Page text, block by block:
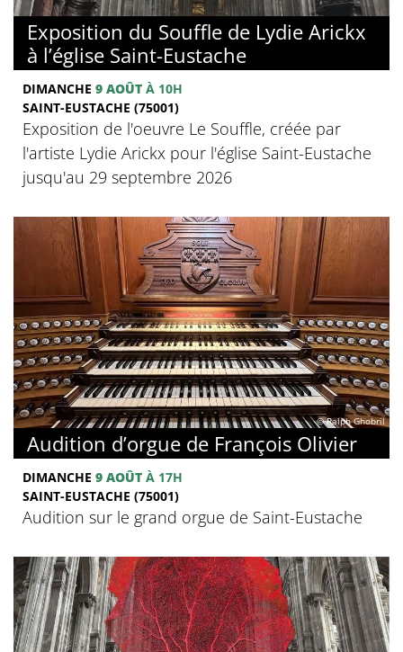
Exposition du Souffle de Lydie Arickx
à l’église Saint-Eustache
DIMANCHE 9 AOÛT À 10H
SAINT-EUSTACHE (75001)
Exposition de l'oeuvre Le Souffle, créée par
l'artiste Lydie Arickx pour l'église Saint-Eustache
jusqu'au 29 septembre 2026
© Ralph Ghobril
Audition d’orgue de François Olivier
DIMANCHE 9 AOÛT À 17H
SAINT-EUSTACHE (75001)
Audition sur le grand orgue de Saint-Eustache